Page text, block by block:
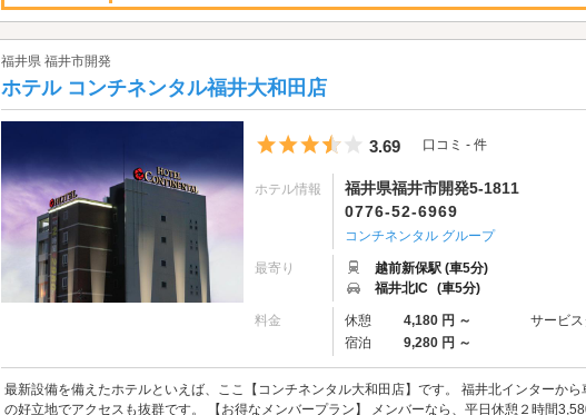
福井県 福井市開発
ホテル コンチネンタル福井大和田店
5つ星のうち3.5
3.69 口コミ - 件
ホテル情報
福井県福井市開発5-1811
0776-52-6969
コンチネンタル グループ
最寄り
越前新保駅 (車5分)
福井北IC (車5分)
料金 休憩 4,180 円 ～ サービ
宿泊
9,280 円 ～
最新設備を備えたホテルといえば、ここ【コンチネンタル大和田店】です。 福井北インターか
の好立地でアクセスも抜群です。 【お得なメンバープラン】 メンバーなら、平日休憩２時間